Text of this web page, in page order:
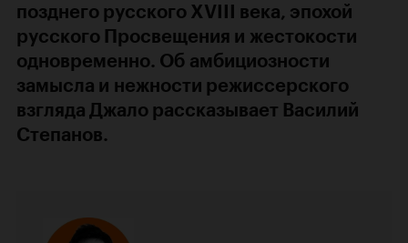
позднего русского XVIII века, эпохой
русского Просвещения и жестокости
одновременно. Об амбициозности
замысла и нежности режиссерского
взгляда Джало рассказывает Василий
Степанов.